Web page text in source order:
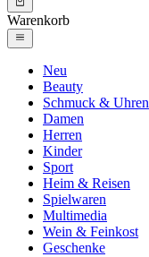
Warenkorb
Neu
Beauty
Schmuck & Uhren
Damen
Herren
Kinder
Sport
Heim & Reisen
Spielwaren
Multimedia
Wein & Feinkost
Geschenke